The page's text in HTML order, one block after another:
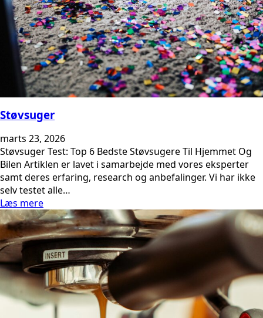
Støvsuger
marts 23, 2026
Støvsuger Test: Top 6 Bedste Støvsugere Til Hjemmet Og
Bilen Artiklen er lavet i samarbejde med vores eksperter
samt deres erfaring, research og anbefalinger. Vi har ikke
selv testet alle…
Læs mere